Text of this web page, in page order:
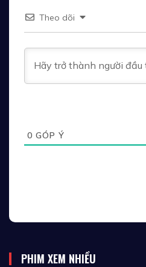
Theo dõi
0 GÓP Ý
PHIM XEM NHIỀU